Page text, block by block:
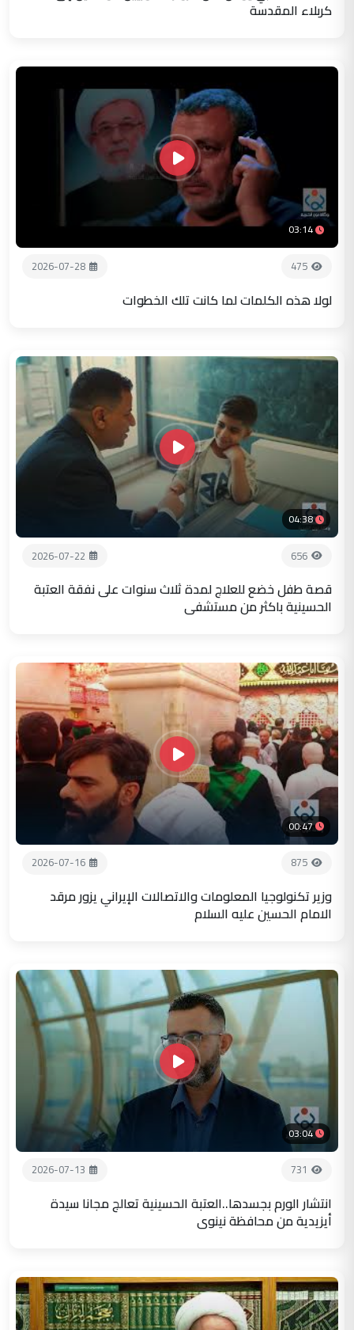
كربلاء المقدسة
03:14
475
2026-07-28
لولا هذه الكلمات لما كانت تلك الخطوات
04:38
656
2026-07-22
قصة طفل خضع للعلاج لمدة ثلاث سنوات على نفقة العتبة
الحسينية باكثر من مستشفى
00:47
875
2026-07-16
وزير تكنولوجيا المعلومات والاتصالات الإيراني يزور مرقد
الامام الحسين عليه السلام
03:04
731
2026-07-13
انتشار الورم بجسدها..العتبة الحسينية تعالج مجانا سيدة
أيزيدية من محافظة نينوى